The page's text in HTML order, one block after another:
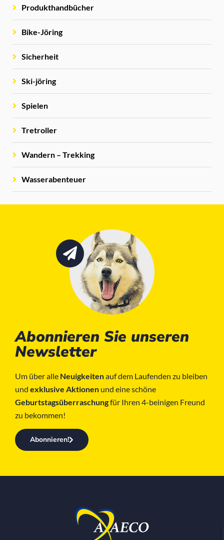
Produkthandbücher
Bike-Jöring
Sicherheit
Ski-jöring
Spielen
Tretroller
Wandern – Trekking
Wasserabenteuer
Abonnieren Sie unseren
Newsletter
Um über alle Neuigkeitenauf dem Laufenden zu bleiben
und exklusive Aktionen und eine schöne
Geburtstagsüberraschungfür Ihren 4-beinigen Freund
zu bekommen!
Abonnieren!